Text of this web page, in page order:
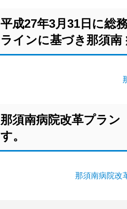
平成27年3月31日に総
ラインに基づき那須南
那須南病院改革プラン
す。
那須南病院改